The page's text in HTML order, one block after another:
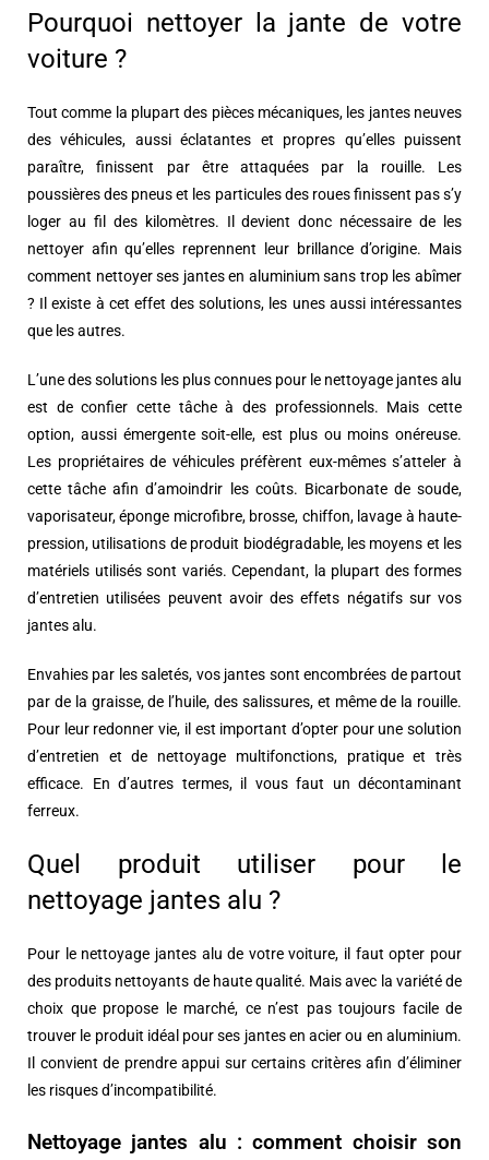
Pourquoi nettoyer la jante de votre
voiture ?
Tout comme la plupart des pièces mécaniques, les jantes neuves
des véhicules, aussi éclatantes et propres qu’elles puissent
paraître, finissent par être attaquées par la rouille. Les
poussières des pneus et les particules des roues finissent pas s’y
loger au fil des kilomètres. Il devient donc nécessaire de les
nettoyer afin qu’elles reprennent leur brillance d’origine. Mais
comment nettoyer ses jantes en aluminium sans trop les abîmer
? Il existe à cet effet des solutions, les unes aussi intéressantes
que les autres.
L’une des solutions les plus connues pour le nettoyage jantes alu
est de confier cette tâche à des professionnels. Mais cette
option, aussi émergente soit-elle, est plus ou moins onéreuse.
Les propriétaires de véhicules préfèrent eux-mêmes s’atteler à
cette tâche afin d’amoindrir les coûts. Bicarbonate de soude,
vaporisateur, éponge microfibre, brosse, chiffon, lavage à haute-
pression, utilisations de produit biodégradable, les moyens et les
matériels utilisés sont variés. Cependant, la plupart des formes
d’entretien utilisées peuvent avoir des effets négatifs sur vos
jantes alu.
Envahies par les saletés, vos jantes sont encombrées de partout
par de la graisse, de l’huile, des salissures, et même de la rouille.
Pour leur redonner vie, il est important d’opter pour une solution
d’entretien et de nettoyage multifonctions, pratique et très
efficace. En d’autres termes, il vous faut un décontaminant
ferreux.
Quel produit utiliser pour le
nettoyage jantes alu ?
Pour le nettoyage jantes alu de votre voiture, il faut opter pour
des produits nettoyants de haute qualité. Mais avec la variété de
choix que propose le marché, ce n’est pas toujours facile de
trouver le produit idéal pour ses jantes en acier ou en aluminium.
Il convient de prendre appui sur certains critères afin d’éliminer
les risques d’incompatibilité.
Nettoyage jantes alu : comment choisir son